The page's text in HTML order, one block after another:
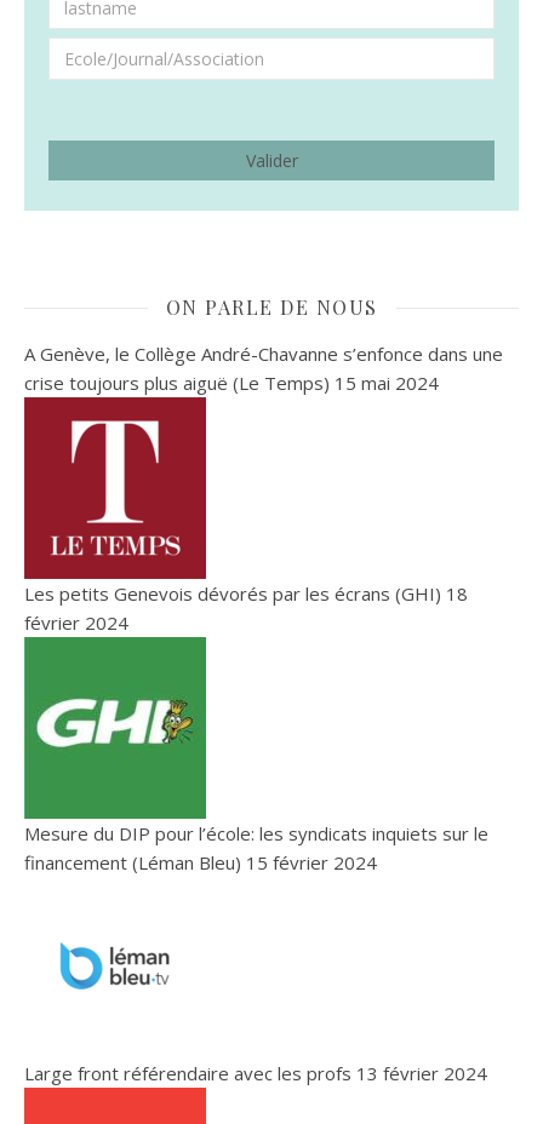
ON PARLE DE NOUS
A Genève, le Collège André-Chavanne s’enfonce dans une
crise toujours plus aiguë (Le Temps) 15 mai 2024
Les petits Genevois dévorés par les écrans (GHI) 18
février 2024
Mesure du DIP pour l’école: les syndicats inquiets sur le
financement (Léman Bleu) 15 février 2024
Large front référendaire avec les profs 13 février 2024